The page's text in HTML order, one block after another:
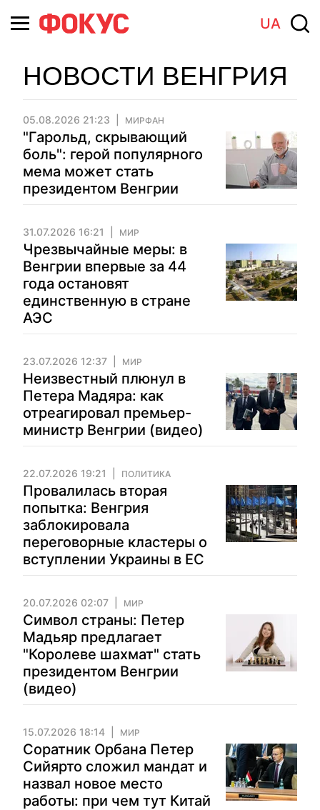
UA
НОВОСТИ ВЕНГРИЯ
05.08.2026 21:23 МИРФАН
"Гарольд, скрывающий
боль": герой популярного
мема может стать
президентом Венгрии
31.07.2026 16:21 МИР
Чрезвычайные меры: в
Венгрии впервые за 44
года остановят
единственную в стране
АЭС
23.07.2026 12:37 МИР
Неизвестный плюнул в
Петера Мадяра: как
отреагировал премьер-
министр Венгрии (видео)
22.07.2026 19:21 ПОЛИТИКА
Провалилась вторая
попытка: Венгрия
заблокировала
переговорные кластеры о
вступлении Украины в ЕС
20.07.2026 02:07 МИР
Символ страны: Петер
Мадьяр предлагает
"Королеве шахмат" стать
президентом Венгрии
(видео)
15.07.2026 18:14 МИР
Соратник Орбана Петер
Сийярто сложил мандат и
назвал новое место
работы: при чем тут Китай